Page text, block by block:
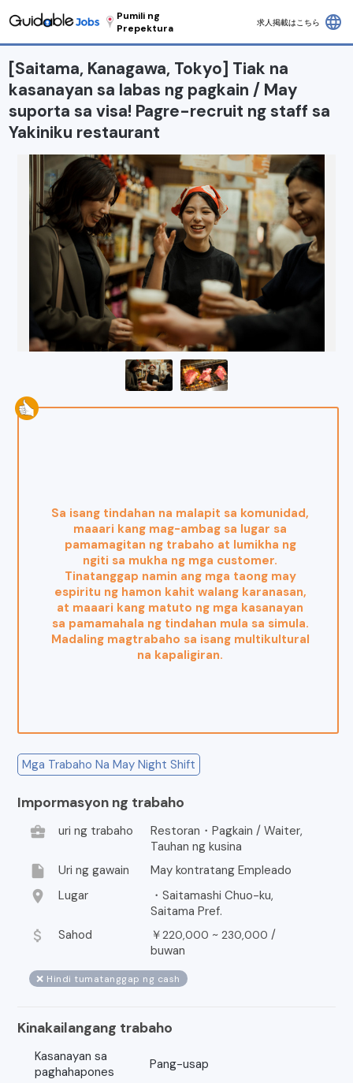
Pumili ng
Prepektura
求人掲載はこちら language
[Saitama, Kanagawa, Tokyo] Tiak na
kasanayan sa labas ng pagkain / May
suporta sa visa! Pagre-recruit ng staff sa
Yakiniku restaurant
Sa isang tindahan na malapit sa komunidad,
maaari kang mag-ambag sa lugar sa
pamamagitan ng trabaho at lumikha ng
ngiti sa mukha ng mga customer.
Tinatanggap namin ang mga taong may
espiritu ng hamon kahit walang karanasan,
at maaari kang matuto ng mga kasanayan
sa pamamahala ng tindahan mula sa simula.
Madaling magtrabaho sa isang multikultural
na kapaligiran.
Mga Trabaho Na May Night Shift
Impormasyon ng trabaho
business_center
uri ng trabaho
Restoran・Pagkain / Waiter,
Tauhan ng kusina
insert_drive_file Uri ng gawain May kontratang Empleado
location_on Lugar
・Saitamashi Chuo-ku,
Saitama Pref.
attach_money Sahod ￥220,000 ~ 230,000 /
buwan
❌ Hindi tumatanggap ng cash
Kinakailangang trabaho
Kasanayan sa
paghahapones
Pang-usap